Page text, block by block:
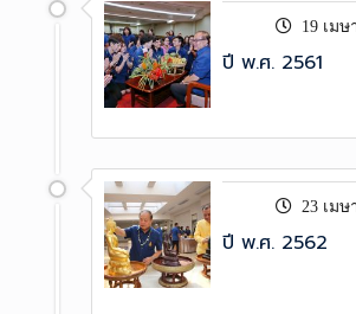
19 เมษ
ปี พ.ศ. 2561
23 เมษ
ปี พ.ศ. 2562